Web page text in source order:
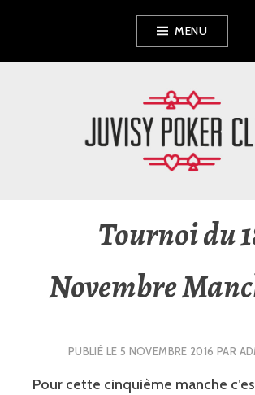
MENU
JUVISY
Tournoi du
Novembre
PUBLIÉ LE 5 NOVEMBRE 2016 PAR
Pour cette cinquième manche